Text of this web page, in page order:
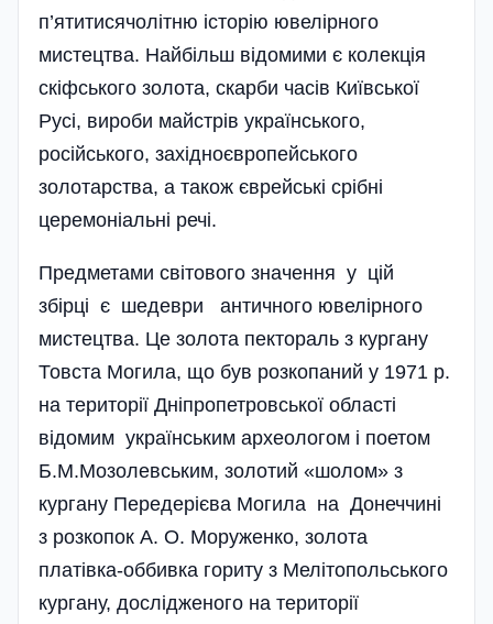
п’ятитисячолітню історію ювелірного
мистецтва. Найбільш відомими є колекція
скіфського золота, скарби часів Київської
Русі, вироби майстрів українського,
російського, західно­європейського
золотарства, а також єврейські срібні
церемоніальні речі.
Предметами світового значення у цій
збірці є шедеври античного ювелірного
мистецтва. Це золота пектораль з кургану
Товста Могила, що був розкопаний у 1971 р.
на території Дніпропетровської області
відомим українським археологом і поетом
Б.М.Мозолев­ським, золотий «шолом» з
кургану Передерієва Могила на Донеччині
з розкопок А. О. Моруженко, золота
платівка-оббивка гориту з Мелітопольського
кургану, дослідженого на території